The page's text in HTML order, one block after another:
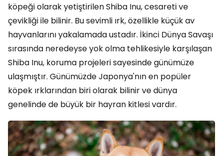
köpeği olarak yetiştirilen Shiba Inu, cesareti ve
çevikliği ile bilinir. Bu sevimli ırk, özellikle küçük av
hayvanlarını yakalamada ustadır. İkinci Dünya Savaşı
sırasında neredeyse yok olma tehlikesiyle karşılaşan
Shiba Inu, koruma projeleri sayesinde günümüze
ulaşmıştır. Günümüzde Japonya'nın en popüler
köpek ırklarından biri olarak bilinir ve dünya
genelinde de büyük bir hayran kitlesi vardır.